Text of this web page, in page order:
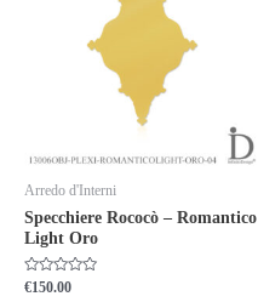
Arredo d'Interni
Specchiere Rococò – Romantico
Light Oro
Valutato
€150.00